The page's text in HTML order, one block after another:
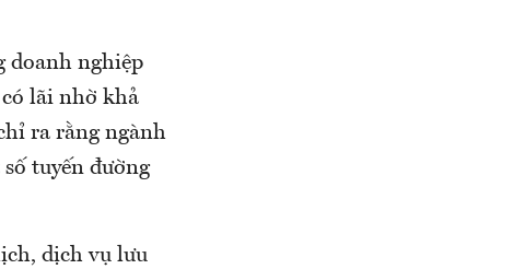
doanh nghiệp
lãi nhờ khả
ra rằng ngành
tuyến đường
dịch vụ lưu